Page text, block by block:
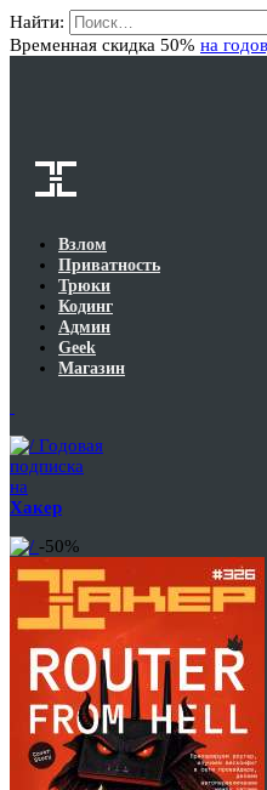
Найти:
Временная скидка 50% на
Взлом
Приватность
Трюки
Кодинг
Админ
Geek
Магазин
Годовая
подписка
на
Хакер
-50%